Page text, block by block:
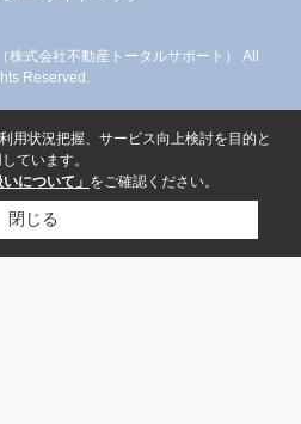
株式会社不動産トータルサポート） All
Reserved.
用状況把握、サービス向上検討を目的と
ています。
について」 をご確認ください。
閉じる